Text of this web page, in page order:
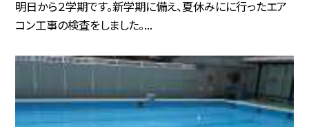
明日から２学期です。新学期に備え、夏休みにに行ったエア
コン工事の検査をしました。...